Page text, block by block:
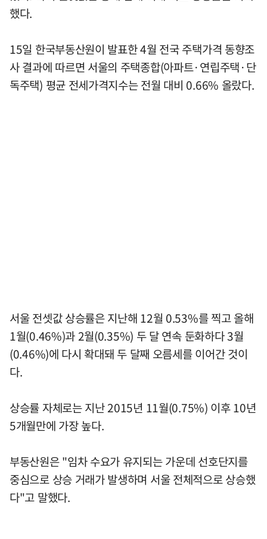
했다.
15일 한국부동산원이 발표한 4월 전국 주택가격 동향조
사 결과에 따르면 서울의 주택종합(아파트·연립주택·단
독주택) 평균 전세가격지수는 전월 대비 0.66% 올랐다.
서울 전셋값 상승률은 지난해 12월 0.53%를 찍고 올해
1월(0.46%)과 2월(0.35%) 두 달 연속 둔화하다 3월
(0.46%)에 다시 확대돼 두 달째 오름세를 이어간 것이
다.
상승률 자체로는 지난 2015년 11월(0.75%) 이후 10년
5개월만에 가장 높다.
부동산원은 "임차 수요가 유지되는 가운데 선호단지를
중심으로 상승 거래가 발생하며 서울 전체적으로 상승했
다"고 말했다.